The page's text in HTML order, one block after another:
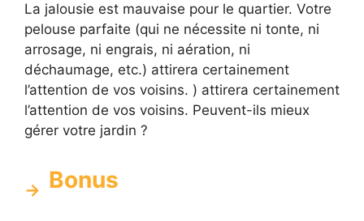
La jalousie est mauvaise pour le quartier. Votre
pelouse parfaite (qui ne nécessite ni tonte, ni
arrosage, ni engrais, ni aération, ni
déchaumage, etc.) attirera certainement
l’attention de vos voisins. ) attirera certainement
l’attention de vos voisins. Peuvent-ils mieux
gérer votre jardin ?
Bonus